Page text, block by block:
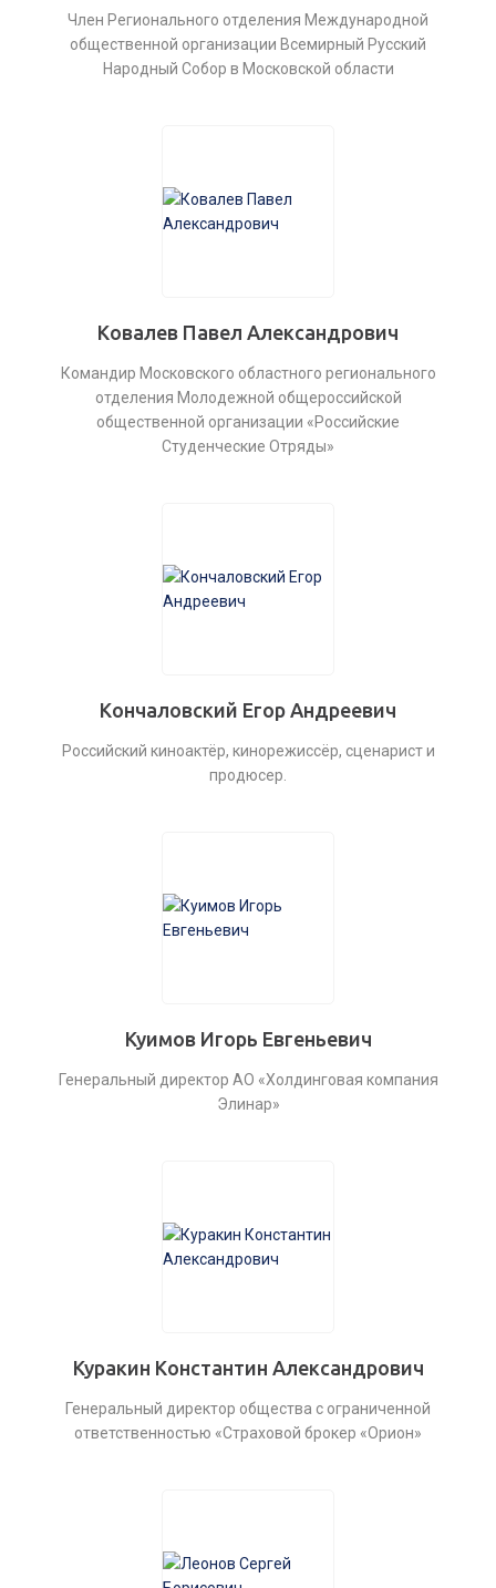
Член Регионального отделения Международной
общественной организации Всемирный Русский
Народный Собор в Московской области
Ковалев Павел Александрович
Командир Московского областного регионального
отделения Молодежной общероссийской
общественной организации «Российские
Студенческие Отряды»
Кончаловский Егор Андреевич
Российский киноактёр, кинорежиссёр, сценарист и
продюсер.
Куимов Игорь Евгеньевич
Генеральный директор АО «Холдинговая компания
Элинар»
Куракин Константин Александрович
Генеральный директор общества с ограниченной
ответственностью «Страховой брокер «Орион»